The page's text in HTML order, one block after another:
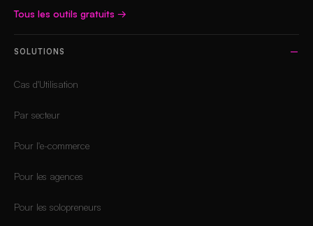
Tous les outils gratuits →
SOLUTIONS
Cas d'Utilisation
Par secteur
Pour l'e-commerce
Pour les agences
Pour les solopreneurs